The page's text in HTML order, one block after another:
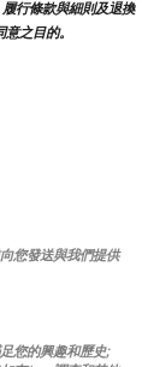
行條款與細則及退換
之目的。
您發送與我們提供
您的興趣和歷史;